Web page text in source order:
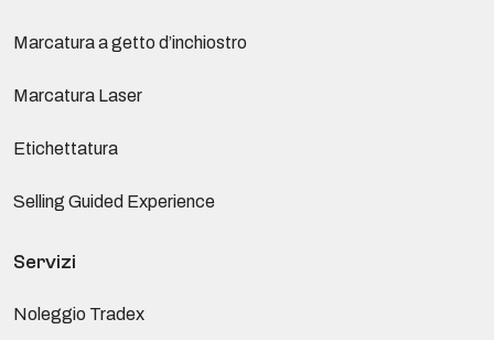
Marcatura a getto d’inchiostro
Marcatura Laser
Etichettatura
Selling Guided Experience
Servizi
Noleggio Tradex